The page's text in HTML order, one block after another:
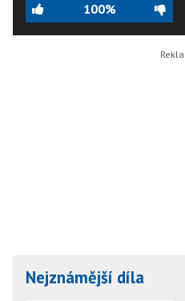
100%
Nejznámější díla